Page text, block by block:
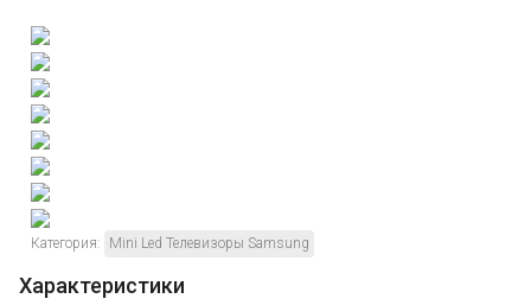
Категория: Mini Led Телевизоры Samsung
Характеристики